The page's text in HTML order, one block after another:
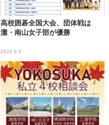
高校囲碁全国大会、団体戦は
灘・南山女子部が優勝
2026.8.5